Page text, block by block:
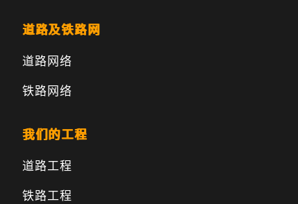
道路及铁路网
道路网络
铁路网络
我们的工程
道路工程
铁路工程